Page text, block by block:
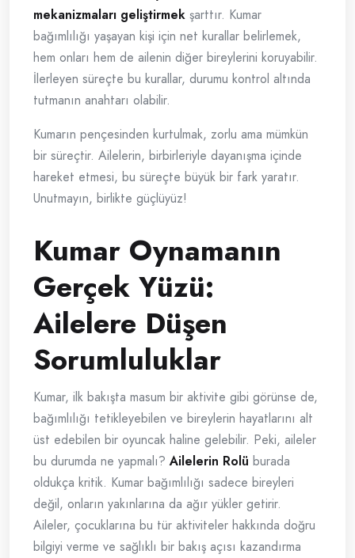
mekanizmaları geliştirmek şarttır. Kumar
bağımlılığı yaşayan kişi için net kurallar belirlemek,
hem onları hem de ailenin diğer bireylerini koruyabilir.
İlerleyen süreçte bu kurallar, durumu kontrol altında
tutmanın anahtarı olabilir.
Kumarın pençesinden kurtulmak, zorlu ama mümkün
bir süreçtir. Ailelerin, birbirleriyle dayanışma içinde
hareket etmesi, bu süreçte büyük bir fark yaratır.
Unutmayın, birlikte güçlüyüz!
Kumar Oynamanın
Gerçek Yüzü:
Ailelere Düşen
Sorumluluklar
Kumar, ilk bakışta masum bir aktivite gibi görünse de,
bağımlılığı tetikleyebilen ve bireylerin hayatlarını alt
üst edebilen bir oyuncak haline gelebilir. Peki, aileler
bu durumda ne yapmalı?Ailelerin Rolü burada
oldukça kritik. Kumar bağımlılığı sadece bireyleri
değil, onların yakınlarına da ağır yükler getirir.
Aileler, çocuklarına bu tür aktiviteler hakkında doğru
bilgiyi verme ve sağlıklı bir bakış açısı kazandırma